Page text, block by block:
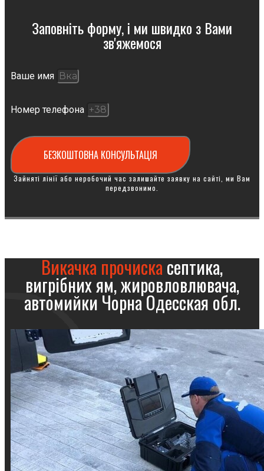
Заповніть форму, і ми швидко з Вами
зв'яжемося
Ваше имя
Номер телефона
БЕЗКОШТОВНА КОНСУЛЬТАЦІЯ
Зайняті лінії або неробочий час залишайте заявку на сайті, ми Вам
передзвонимо.
Викачка прочискасептика,
вигрібних ям, жировловлювача,
автомийки Чорна Одесская обл.